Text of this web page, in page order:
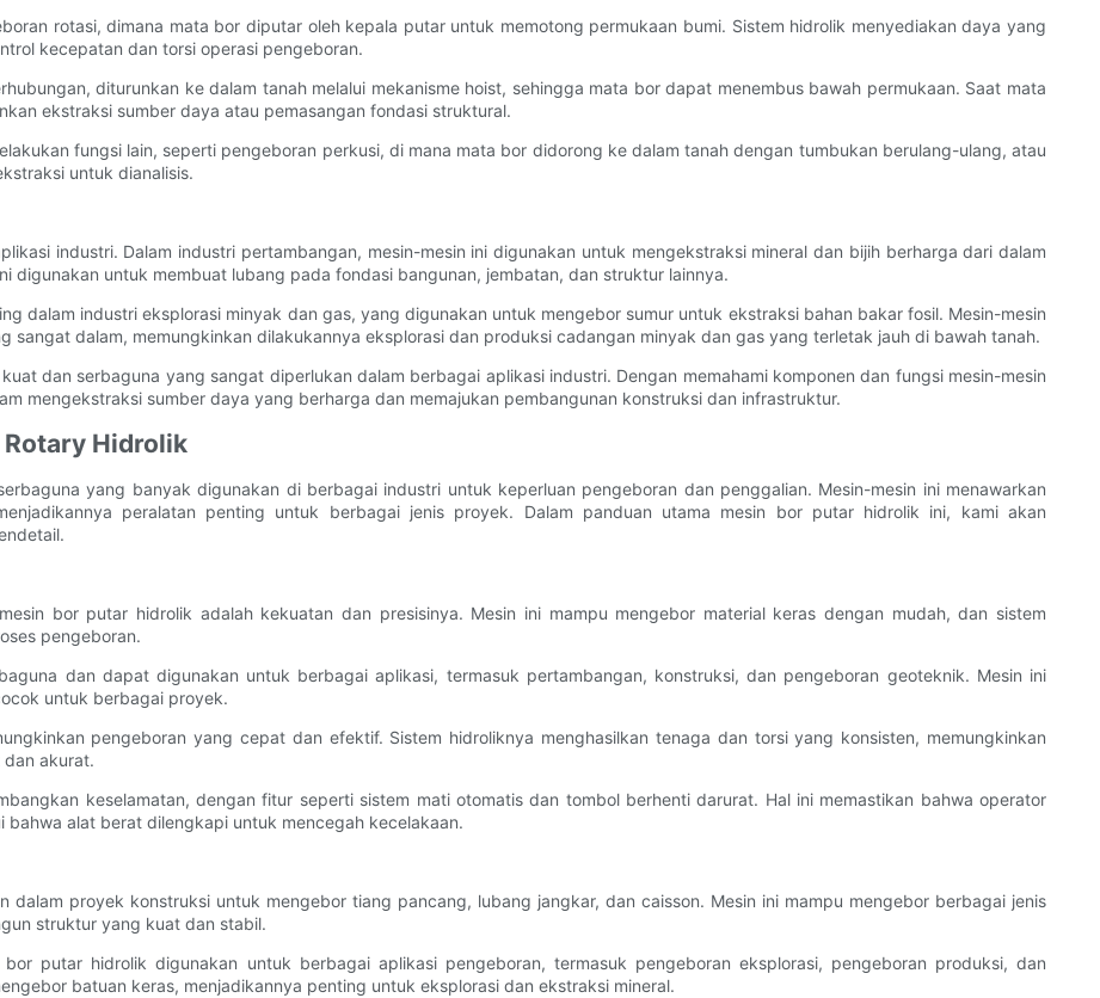
rotasi, dimana mata bor diputar oleh kepala putar untuk memotong permukaan bumi. Sistem hidrolik menyediakan daya yang
kecepatan dan torsi operasi pengeboran.
diturunkan ke dalam tanah melalui mekanisme hoist, sehingga mata bor dapat menembus bawah permukaan. Saat mata
ekstraksi sumber daya atau pemasangan fondasi struktural.
fungsi lain, seperti pengeboran perkusi, di mana mata bor didorong ke dalam tanah dengan tumbukan berulang-ulang, atau
untuk dianalisis.
industri. Dalam industri pertambangan, mesin-mesin ini digunakan untuk mengekstraksi mineral dan bijih berharga dari dalam
digunakan untuk membuat lubang pada fondasi bangunan, jembatan, dan struktur lainnya.
dalam industri eksplorasi minyak dan gas, yang digunakan untuk mengebor sumur untuk ekstraksi bahan bakar fosil. Mesin-mesin
sangat dalam, memungkinkan dilakukannya eksplorasi dan produksi cadangan minyak dan gas yang terletak jauh di bawah tanah.
dan serbaguna yang sangat diperlukan dalam berbagai aplikasi industri. Dengan memahami komponen dan fungsi mesin-mesin
mengekstraksi sumber daya yang berharga dan memajukan pembangunan konstruksi dan infrastruktur.
Hidrolik
yang banyak digunakan di berbagai industri untuk keperluan pengeboran dan penggalian. Mesin-mesin ini menawarkan
peralatan penting untuk berbagai jenis proyek. Dalam panduan utama mesin bor putar hidrolik ini, kami akan
bor putar hidrolik adalah kekuatan dan presisinya. Mesin ini mampu mengebor material keras dengan mudah, dan sistem
pengeboran.
dan dapat digunakan untuk berbagai aplikasi, termasuk pertambangan, konstruksi, dan pengeboran geoteknik. Mesin ini
untuk berbagai proyek.
pengeboran yang cepat dan efektif. Sistem hidroliknya menghasilkan tenaga dan torsi yang konsisten, memungkinkan
akurat.
keselamatan, dengan fitur seperti sistem mati otomatis dan tombol berhenti darurat. Hal ini memastikan bahwa operator
alat berat dilengkapi untuk mencegah kecelakaan.
dalam proyek konstruksi untuk mengebor tiang pancang, lubang jangkar, dan caisson. Mesin ini mampu mengebor berbagai jenis
struktur yang kuat dan stabil.
putar hidrolik digunakan untuk berbagai aplikasi pengeboran, termasuk pengeboran eksplorasi, pengeboran produksi, dan
batuan keras, menjadikannya penting untuk eksplorasi dan ekstraksi mineral.